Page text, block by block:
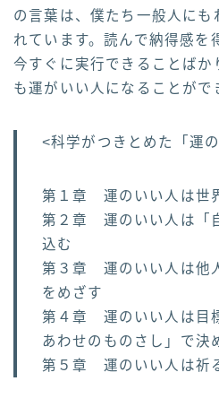
の言葉は、僕たち一般人にも
れています。読んで納得感を
今すぐに実行できることばか
も運がいい人になることがで
<科学がつきとめた「運
第１章 運のいい人は世
第２章 運のいい人は「
込む
第３章 運のいい人は他
をめざす
第４章 運のいい人は目
あわせのものさし」で決
第５章 運のいい人は祈